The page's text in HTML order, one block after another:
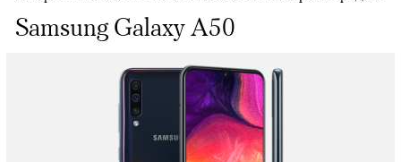
Samsung Galaxy А50